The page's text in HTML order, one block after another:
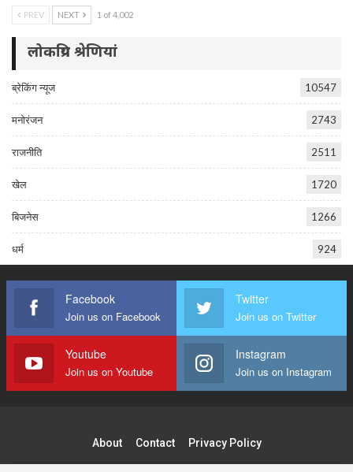
PREV NEXT 1 of 4,002
लोकप्रिय श्रेणियां
ब्रेकिंग न्यूज 10547
मनोरंजन 2743
राजनीति 2511
खेल 1720
बिजनेस 1266
धर्म 924
Facebook
Join us on Facebook
Twitter
Join us on Twitter
Youtube
Join us on Youtube
Instagram
Join us on Instagram
About Contact Privacy Policy